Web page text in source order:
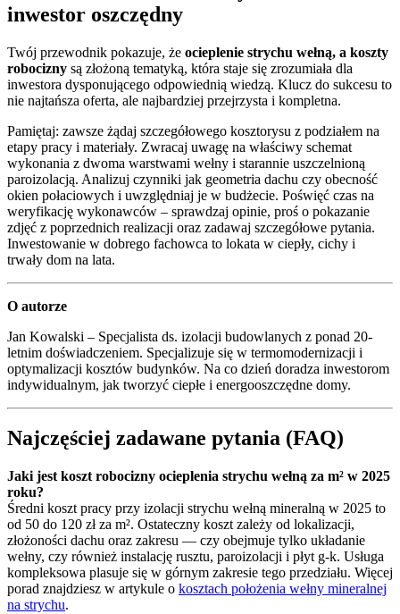
inwestor oszczędny
Twój przewodnik pokazuje, że ocieplenie strychu wełną, a koszty
robocizny są złożoną tematyką, która staje się zrozumiała dla
inwestora dysponującego odpowiednią wiedzą. Klucz do sukcesu to
nie najtańsza oferta, ale najbardziej przejrzysta i kompletna.
Pamiętaj: zawsze żądaj szczegółowego kosztorysu z podziałem na
etapy pracy i materiały. Zwracaj uwagę na właściwy schemat
wykonania z dwoma warstwami wełny i starannie uszczelnioną
paroizolacją. Analizuj czynniki jak geometria dachu czy obecność
okien połaciowych i uwzględniaj je w budżecie. Poświęć czas na
weryfikację wykonawców – sprawdzaj opinie, proś o pokazanie
zdjęć z poprzednich realizacji oraz zadawaj szczegółowe pytania.
Inwestowanie w dobrego fachowca to lokata w ciepły, cichy i
trwały dom na lata.
O autorze
Jan Kowalski – Specjalista ds. izolacji budowlanych z ponad 20-
letnim doświadczeniem. Specjalizuje się w termomodernizacji i
optymalizacji kosztów budynków. Na co dzień doradza inwestorom
indywidualnym, jak tworzyć ciepłe i energooszczędne domy.
Najczęściej zadawane pytania (FAQ)
Jaki jest koszt robocizny ocieplenia strychu wełną za m² w 2025
roku?
Średni koszt pracy przy izolacji strychu wełną mineralną w 2025 to
od 50 do 120 zł za m². Ostateczny koszt zależy od lokalizacji,
złożoności dachu oraz zakresu — czy obejmuje tylko układanie
wełny, czy również instalację rusztu, paroizolacji i płyt g-k. Usługa
kompleksowa plasuje się w górnym zakresie tego przedziału. Więcej
porad znajdziesz w artykule o kosztach położenia wełny mineralnej
na strychu.